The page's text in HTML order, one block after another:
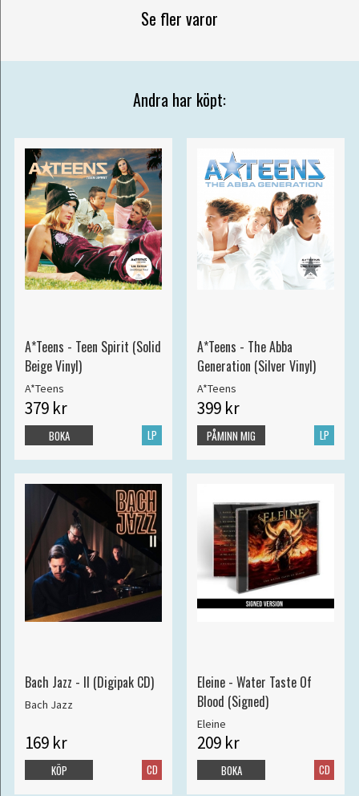
Se fler varor
Andra har köpt:
A*Teens - Teen Spirit (Solid
Beige Vinyl)
A*Teens
379 kr
LP
BOKA
A*Teens - The Abba
Generation (Silver Vinyl)
A*Teens
399 kr
LP
PÅMINN MIG
Bach Jazz - II (Digipak CD)
Bach Jazz
169 kr
CD
KÖP
Eleine - Water Taste Of
Blood (Signed)
Eleine
209 kr
CD
BOKA